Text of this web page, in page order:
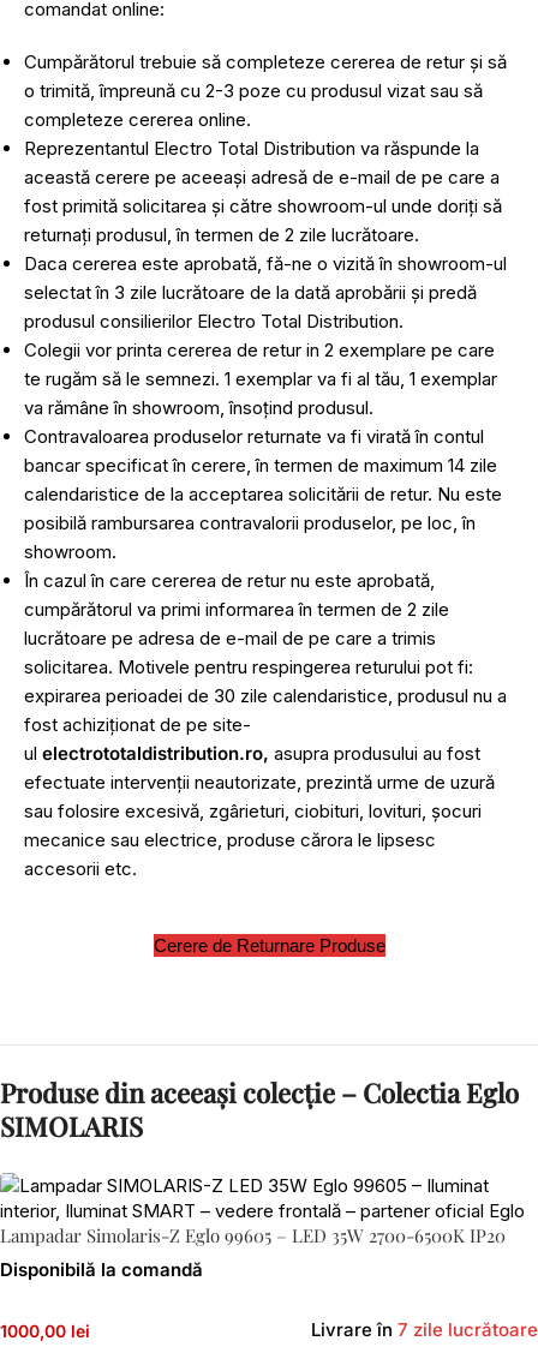
comandat online:
Cumpărătorul trebuie să completeze cererea de retur și să
o trimită, împreună cu 2-3 poze cu produsul vizat sau să
completeze cererea online.
Reprezentantul Electro Total Distribution va răspunde la
această cerere pe aceeași adresă de e-mail de pe care a
fost primită solicitarea și către showroom-ul unde doriți să
returnați produsul, în termen de 2 zile lucrătoare.
Daca cererea este aprobată, fă-ne o vizită în showroom-ul
selectat în 3 zile lucrătoare de la dată aprobării și predă
produsul consilierilor Electro Total Distribution.
Colegii vor printa cererea de retur in 2 exemplare pe care
te rugăm să le semnezi. 1 exemplar va fi al tău, 1 exemplar
va rămâne în showroom, însoțind produsul.
Contravaloarea produselor returnate va fi virată în contul
bancar specificat în cerere, în termen de maximum 14 zile
calendaristice de la acceptarea solicitării de retur. Nu este
posibilă rambursarea contravalorii produselor, pe loc, în
showroom.
În cazul în care cererea de retur nu este aprobată,
cumpărătorul va primi informarea în termen de 2 zile
lucrătoare pe adresa de e-mail de pe care a trimis
solicitarea. Motivele pentru respingerea returului pot fi:
expirarea perioadei de 30 zile calendaristice, produsul nu a
fost achiziționat de pe site-
ul electrototaldistribution.ro, asupra produsului au fost
efectuate intervenții neautorizate, prezintă urme de uzură
sau folosire excesivă, zgârieturi, ciobituri, lovituri, șocuri
mecanice sau electrice, produse cărora le lipsesc
accesorii etc.
Cerere de Returnare Produse
Produse din aceeași colecție – Colectia Eglo
SIMOLARIS
Lampadar Simolaris-Z Eglo 99605 – LED 35W 2700-6500K IP20
Disponibilă la comandă
1000,00 lei Livrare în 7 zile lucrătoare